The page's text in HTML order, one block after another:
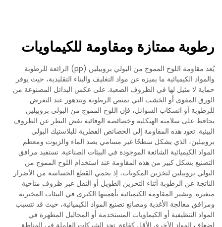
رطوبة ممتازة ومقاومة للكيماويات
يُعد مقاومة اللوح المموج من البولي بروبيلين (pp) الرائعة للرطوبة
والمواد الكيميائية ما يميزه عن مواد التغليف والبناء التقليدية، حيث يوفر
حماية لا مثيل لها في الظروف الصعبة. على عكس البدائل المصنوعة من
الورق المقوى أو الخشب التي تمتص الرطوبة وتتدهور عند التعرض
للرطوبة أو انسكاب السوائل، فإن اللوح المموج من البولي بروبيلين
يحافظ على سلامته الهيكلية وخصائصه الوقائية بغض النظر عن الظروف
البيئية. تعود هذه المقاومة إلى الخصائص الفطرية للبلاستيك البولي
بروبيلين، الذي يشكل سطحًا غير مسامي يصد الماء والزيوت ومعظم
المواد الكيميائية الشائعة الموجودة في البيئات الصناعية. تستفيد مرافق
التصنيع بشكل كبير من هذه المقاومة عند استخدام اللوح المموج من
البولي بروبيلين لتخزين المكونات، إذ يحمي القطع الحساسة من الأضرار
الناتجة عن الرطوبة أثناء التخزين الطويل أو النقل عبر ظروف مناخية
متغيرة. وتشير المقاومة الكيميائية بأهميتها الكبرى في البيئات المخبرية
ومرافق معالجة الأغذية ومصانع تصنيع المواد الكيميائية، حيث قد تتسبب
المواد التنظيفية أو الكيماويات المستخدمة أو المحاليل المطهرة في
إضعاف المواد الأخرى الأقل كفاءة. تجد الشركات العاملة في المناطق